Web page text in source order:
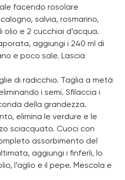
facendo rosolare
salvia, rosmarino,
e 2 cucchiai d’acqua.
aggiungi i 240 ml di
e poco sale. Lascia
di radicchio. Taglia a metà
i semi. Sfilaccia i
della grandezza.
elimina le verdure e le
sciacquato. Cuoci con
assorbimento del
aggiungi i finferli, lo
l’aglio e il pepe. Mescola e